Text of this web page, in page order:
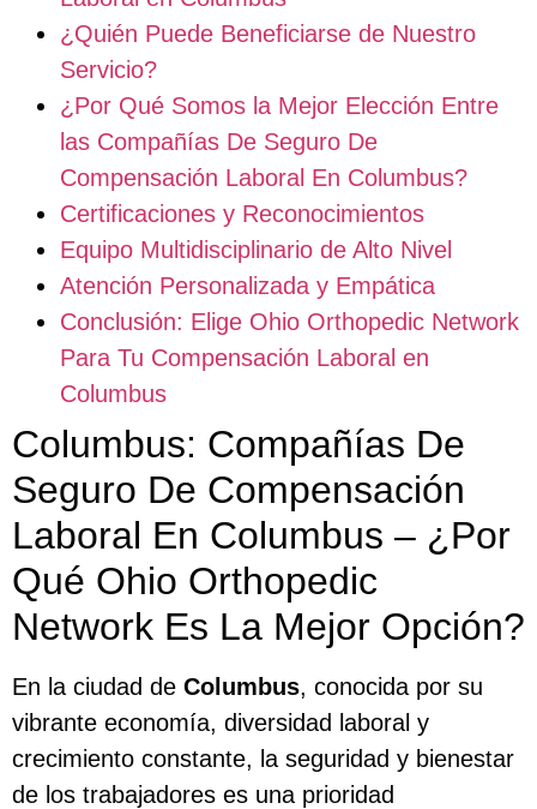
¿Quién Puede Beneficiarse de Nuestro
Servicio?
¿Por Qué Somos la Mejor Elección Entre
las Compañías De Seguro De
Compensación Laboral En Columbus?
Certificaciones y Reconocimientos
Equipo Multidisciplinario de Alto Nivel
Atención Personalizada y Empática
Conclusión: Elige Ohio Orthopedic Network
Para Tu Compensación Laboral en
Columbus
Columbus: Compañías De
Seguro De Compensación
Laboral En Columbus – ¿Por
Qué Ohio Orthopedic
Network Es La Mejor Opción?
En la ciudad de Columbus, conocida por su
vibrante economía, diversidad laboral y
crecimiento constante, la seguridad y bienestar
de los trabajadores es una prioridad